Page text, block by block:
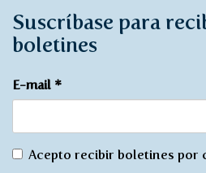
Suscríbase para
boletines
E-mail *
DeAcepto recibir boletines